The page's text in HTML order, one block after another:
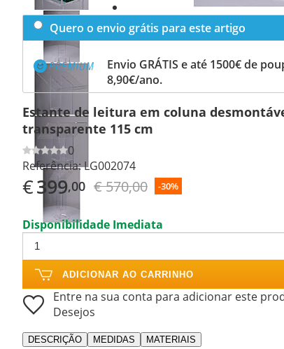
Quero o envio grátis para este artigo
Envio GRÁTIS e até 1500€ de
8,90€/ano.
Estante de leitura em coluna
transparente 115 cm
0
Referência:LG002074
€399,00 € 570,00 -30%
Disponibilidade Imediata
ADICIONAR AO CARRINHO
Entre na sua conta para adicionar este
Desejos
DESCRIÇÃO MEDIDAS MATERIAIS